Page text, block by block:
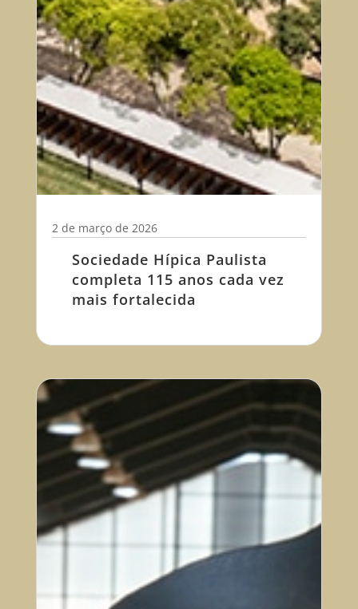
Sociedade Hípica Paulista
completa 115 anos cada vez
mais fortalecida
2 de março de 2026